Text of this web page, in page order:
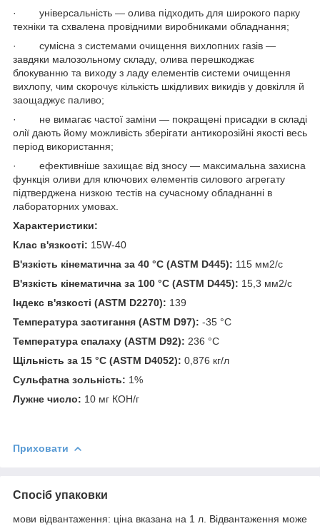
· універсальність — олива підходить для широкого парку
техніки та схвалена провідними виробниками обладнання;
· сумісна з системами очищення вихлопних газів —
завдяки малозольному складу, олива перешкоджає
блокуванню та виходу з ладу елементів системи очищення
вихлопу, чим скорочує кількість шкідливих викидів у довкілля й
заощаджує паливо;
· не вимагає частої заміни — покращені присадки в складі
олії дають йому можливість зберігати антикорозійні якості весь
період використання;
· ефективніше захищає від зносу — максимальна захисна
функція оливи для ключових елементів силового агрегату
підтверджена низкою тестів на сучасному обладнанні в
лабораторних умовах.
Характеристики:
Клас в'язкості: 15W-40
В'язкість кінематична за 40 °C (ASTM D445): 115 мм2/с
В'язкість кінематична за 100 °C (ASTM D445): 15,3 мм2/с
Індекс в'язкості (ASTM D2270): 139
Температура застигання (ASTM D97): -35 °С
Температура спалаху (ASTM D92): 236 °С
Щільність за 15 °C (ASTM D4052): 0,876 кг/л
Сульфатна зольність: 1%
Лужне число: 10 мг КОН/г
Приховати
Спосіб упаковки
мови відвантаження: ціна вказана на 1 л. Відвантаження може